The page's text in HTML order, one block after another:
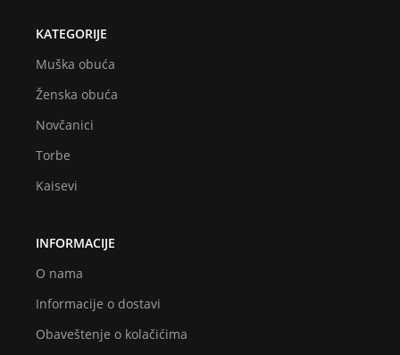
KATEGORIJE
Muška obuća
Ženska obuća
Novčanici
Torbe
Kaisevi
INFORMACIJE
O nama
Informacije o dostavi
Obaveštenje o kolačićima